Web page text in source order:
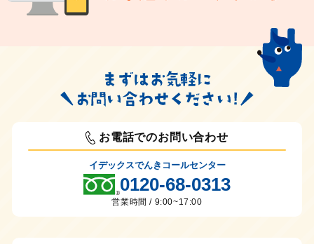
お電話でのお問い合わせ
イデックスでんきコールセンター
0120-68-0313
営業時間 / 9:00~17:00